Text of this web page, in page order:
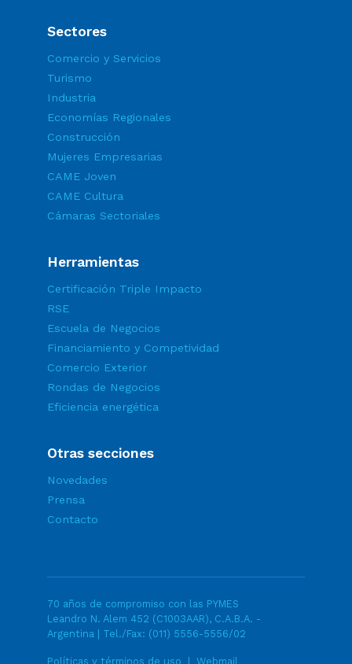
Sectores
Comercio y Servicios
Turismo
Industria
Economías Regionales
Construcción
Mujeres Empresarias
CAME Joven
CAME Cultura
Cámaras Sectoriales
Herramientas
Certificación Triple Impacto
RSE
Escuela de Negocios
Financiamiento y Competividad
Comercio Exterior
Rondas de Negocios
Eficiencia energética
Otras secciones
Novedades
Prensa
Contacto
70 años de compromiso con las PYMES
Leandro N. Alem 452 (C1003AAR), C.A.B.A. -
Argentina | Tel./Fax: (011) 5556-5556/02
Políticas y términos de uso Webmail